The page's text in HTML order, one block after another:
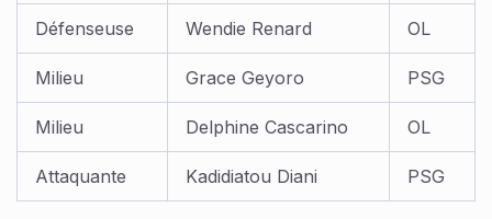
Défenseuse Wendie Renard OL
Milieu Grace Geyoro PSG
Milieu Delphine Cascarino OL
Attaquante Kadidiatou Diani PSG